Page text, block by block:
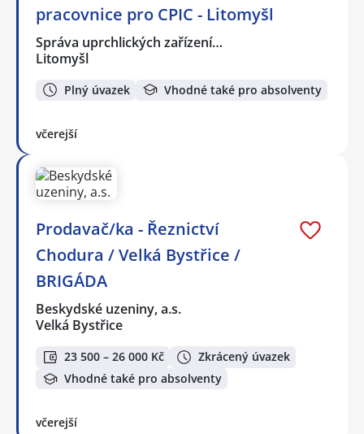
pracovnice pro CPIC - Litomyšl
Správa uprchlických zařízení…
Litomyšl
Plný úvazek Vhodné také pro absolventy
včerejší
Prodavač/ka - Řeznictví
Chodura / Velká Bystřice /
BRIGÁDA
Beskydské uzeniny, a.s.
Velká Bystřice
23 500 – 26 000 Kč
Zkrácený úvazek
Vhodné také pro absolventy
včerejší